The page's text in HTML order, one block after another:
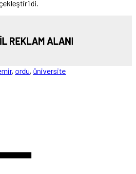
REKLAM ALANI
, ordu, üniversite